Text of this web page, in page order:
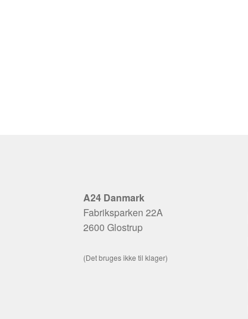
A24 Danmark
Fabriksparken 22A
2600 Glostrup
(Det bruges ikke til klager)